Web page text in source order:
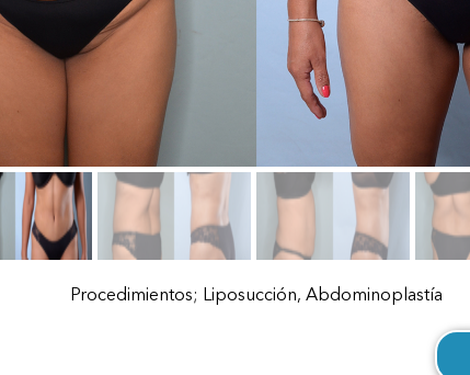
Procedimientos; Liposucción, Abdominoplastía